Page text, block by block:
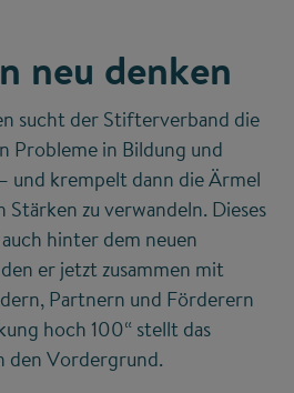
neu denken
sucht der Stifterverband die
Probleme in Bildung und
und krempelt dann die Ärmel
Stärken zu verwandeln. Dieses
hinter dem neuen
er jetzt zusammen mit
Partnern und Förderern
hoch 100“ stellt das
den Vordergrund.